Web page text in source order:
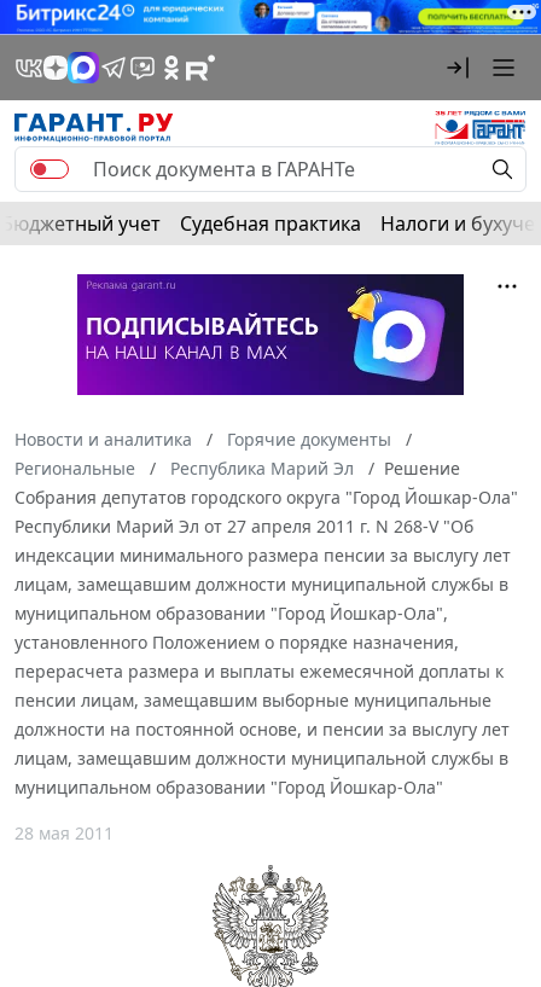
Бюджетный учет Судебная практика Налоги и
Новости и аналитика
Горячие документы
Региональные
Республика Марий Эл
Решение
Собрания депутатов городского округа "Город Йошкар-Ола"
Республики Марий Эл от 27 апреля 2011 г. N 268-V "Об
индексации минимального размера пенсии за выслугу лет
лицам, замещавшим должности муниципальной службы в
муниципальном образовании "Город Йошкар-Ола",
установленного Положением о порядке назначения,
перерасчета размера и выплаты ежемесячной доплаты к
пенсии лицам, замещавшим выборные муниципальные
должности на постоянной основе, и пенсии за выслугу лет
лицам, замещавшим должности муниципальной службы в
муниципальном образовании "Город Йошкар-Ола"
28 мая 2011